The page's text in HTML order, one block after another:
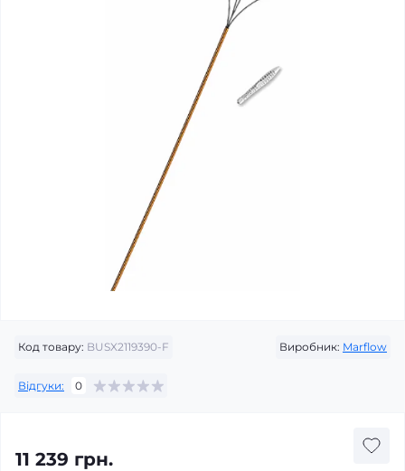
Код товару: BUSX2119390-F Виробник: Marflow
Відгуки: 0
11 239 грн.